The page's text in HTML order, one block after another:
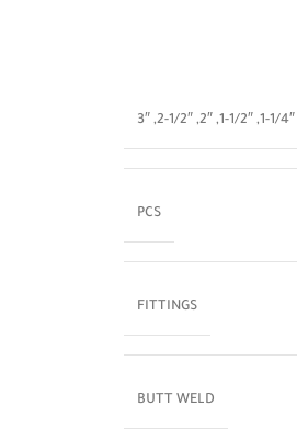
1-1/4″
,
1-1/2″
,
2″
,
2-1/2″
,
3″
PCS
FITTINGS
BUTT WELD